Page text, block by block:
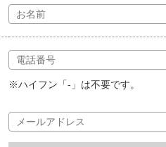
※ハイフン「-」は不要です。